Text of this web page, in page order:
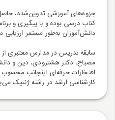
جزوه‌های آموزشی تدوین‌شده،
کتاب درسی بوده و با پیگیری و
دانش‌آموزان به‌طور مستمر
سابقه تدریس در مدارس معتبری از
مصباح، دکتر هشترودی، دین و
افتخارات حرفه‌ای اینجانب
کارشناسی ارشد در رشته ژنتیک